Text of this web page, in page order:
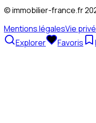
© immobilier-france.fr
Mentions légalesVie
Explorer
Favoris